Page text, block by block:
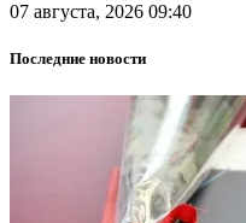
07 августа, 2026 09:40
Последние новости